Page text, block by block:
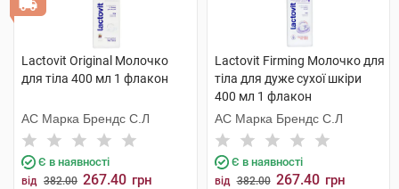
Lactovit Original Молочко
для тіла 400 мл 1 флакон
АС Марка Брендс С.Л
Є в наявності
від 382.00 267.40 грн
Lactovit Firming Молочко для
тіла для дуже сухої шкіри
400 мл 1 флакон
АС Марка Брендс С.Л
Є в наявності
від 382.00 267.40 грн